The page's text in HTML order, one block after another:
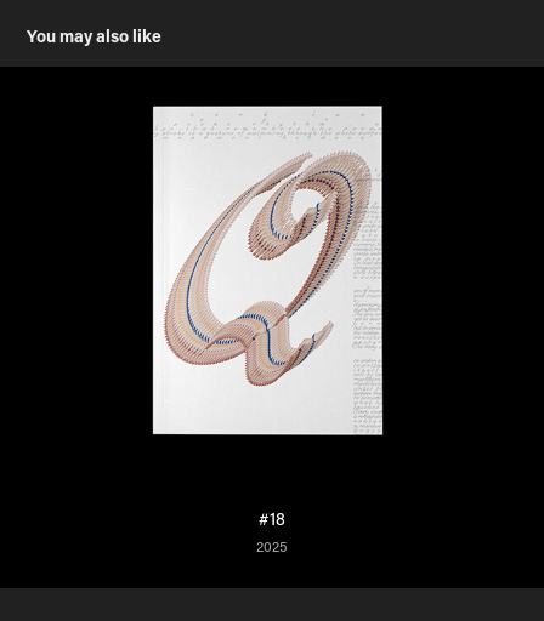
You may also like
#18
2025